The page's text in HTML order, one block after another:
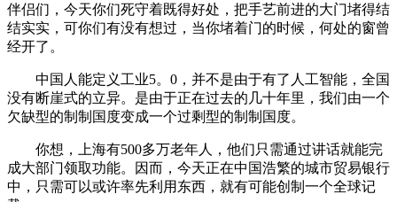
伴侣们，今天你们死守着既得好处，把手艺前进的大门堵得结
结实实，可你们有没有想过，当你堵着门的时候，何处的窗曾
经开了。
中国人能定义工业5。0，并不是由于有了人工智能，全国
没有断崖式的立异。是由于正在过去的几十年里，我们由一个
欠缺型的制制国度变成一个过剩型的制制国度。
你想，上海有500多万老年人，他们只需通过讲话就能完
成大部门领取功能。因而，今天正在中国浩繁的城市贸易银行
中，只需可以或许率先利用东西，就有可能创制一个全球记